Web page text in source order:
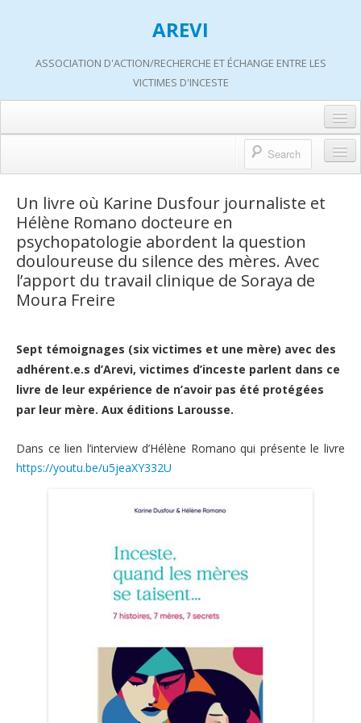
AREVI
ASSOCIATION D'ACTION/RECHERCHE ET ÉCHANGE ENTRE LES
VICTIMES D'INCESTE
A propos d’AREVI
Les groupes de paroles
Les ateliers
S’informer
Adhérer
Nous contacter
Politique de cookies (UE)
A propos d’AREVI
Qui sommes-nous ?
Historique de nos actions
Adhérer
Pour les bénévoles
Nous faire connaître
Dépliant de présentation
Les groupes de paroles
Fonctionnement des groupes de parole
Groupes de parole à Rouen
Groupes de parole à Toulouse
Compte rendu des groupes de paroles
Thèmes abordés lors des groupes de parole
Un livre où Karine Dusfour journaliste et
Hélène Romano docteure en
psychopatologie abordent la question
douloureuse du silence des mères. Avec
l’apport du travail clinique de Soraya de
Moura Freire
Sept témoignages (six victimes et une mère) avec des
adhérent.e.s d’Arevi, victimes d’inceste parlent dans ce
livre de leur expérience de n’avoir pas été protégées
par leur mère. Aux éditions Larousse.
Dans ce lien l’interview d’Hélène Romano qui présente le livre
https://youtu.be/u5jeaXY332U